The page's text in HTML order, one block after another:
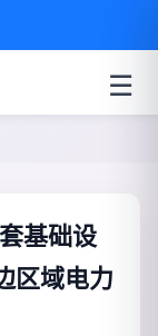
☰
基础设
区域电力